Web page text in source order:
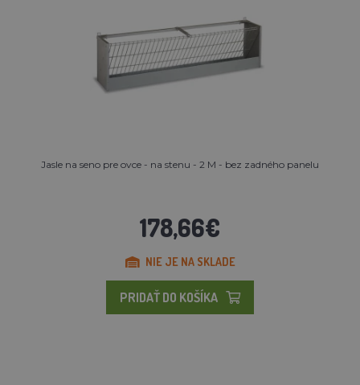
Jasle na seno pre ovce - na stenu - 2 M - bez zadného panelu
178,66€
NIE JE NA SKLADE
PRIDAŤ DO KOŠÍKA